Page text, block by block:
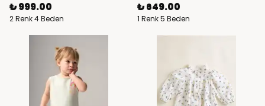
₺ 999.00
2 Renk 4 Beden
₺ 649.00
1 Renk 5 Beden